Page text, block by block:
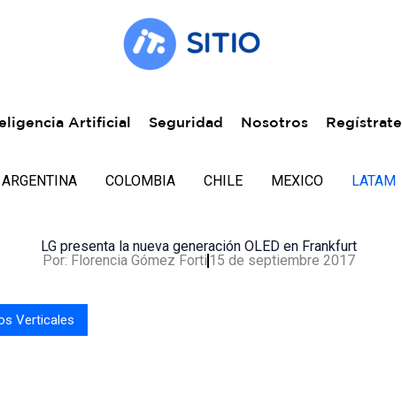
Artificial Seguridad Nosotros Regístrate
ARGENTINA COLOMBIA CHILE MEXICO LATAM
LG presenta la nueva generación OLED en Frankfurt
Por: Florencia Gómez Forti 15 de septiembre 2017
Verticales